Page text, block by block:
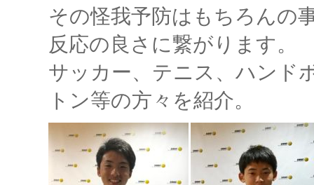
その怪我予防はもちろんの
反応の良さに繋がります。
サッカー、テニス、ハンド
トン等の方々を紹介。